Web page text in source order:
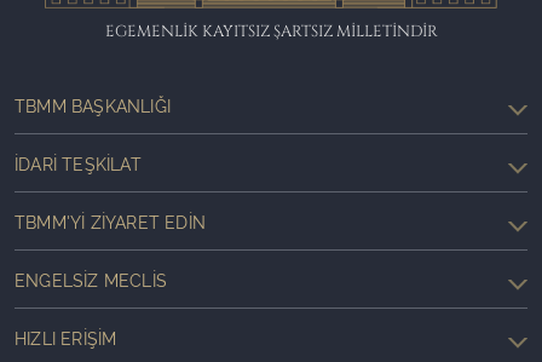
EGEMENLİK KAYITSIZ ŞARTSIZ MİLLETİNDİR
TBMM BAŞKANLIĞI
İDARI TEŞKILAT
TBMM'YI ZIYARET EDIN
ENGELSIZ MECLIS
HIZLI ERIŞIM